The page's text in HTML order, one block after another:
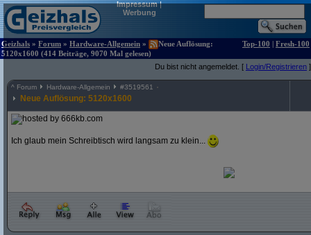
Impressum|
Werbung
Geizhals » Forum » Hardware-Allgemein »
Neue Auflösung:
5120x1600 (414 Beiträge, 9070 Mal gelesen)
Top-100 | Fresh-100
Du bist nicht angemeldet. [ Login/Registrieren ]
^ Forum Hardware-Allgemein #3519561
Neue Auflösung: 5120x1600
Ich glaub mein Schreibtisch wird langsam zu klein...